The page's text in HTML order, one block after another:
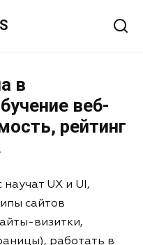
в
веб-
рейтинг
UX и UI,
сайтов
визитки,
работать в